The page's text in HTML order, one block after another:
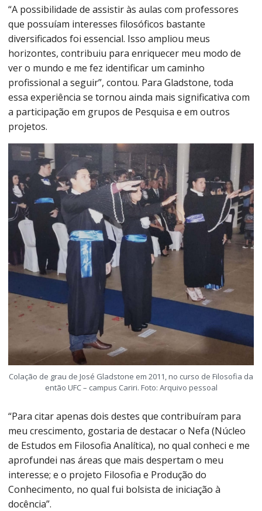
“A possibilidade de assistir às aulas com professores
que possuíam interesses filosóficos bastante
diversificados foi essencial. Isso ampliou meus
horizontes, contribuiu para enriquecer meu modo de
ver o mundo e me fez identificar um caminho
profissional a seguir”, contou. Para Gladstone, toda
essa experiência se tornou ainda mais significativa com
a participação em grupos de Pesquisa e em outros
projetos.
Colação de grau de José Gladstone em 2011, no curso de Filosofia da
então UFC – campus Cariri. Foto: Arquivo pessoal
“Para citar apenas dois destes que contribuíram para
meu crescimento, gostaria de destacar o Nefa (Núcleo
de Estudos em Filosofia Analítica), no qual conheci e me
aprofundei nas áreas que mais despertam o meu
interesse; e o projeto Filosofia e Produção do
Conhecimento, no qual fui bolsista de iniciação à
docência”.